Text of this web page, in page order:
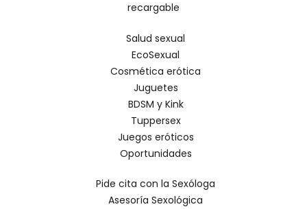
recargable
Salud sexual
EcoSexual
Cosmética erótica
Juguetes
BDSM y Kink
Tuppersex
Juegos eróticos
Oportunidades
Pide cita con la Sexóloga
Asesoría Sexológica